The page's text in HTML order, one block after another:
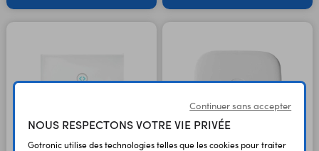
Continuer sans accepter
NOUS RESPECTONS VOTRE VIE PRIVÉE
Gotronic utilise des technologies telles que les cookies pour traiter